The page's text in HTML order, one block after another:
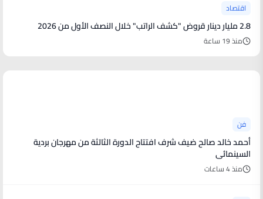
اقتصاد
2.8 مليار دينار قروض "كشف الراتب" خلال النصف الأول من 2026
منذ 19 ساعة
فن
أحمد خالد صالح ضيف شرف افتتاح الدورة الثالثة من مهرجان بردية
السينمائى
منذ 4 ساعات